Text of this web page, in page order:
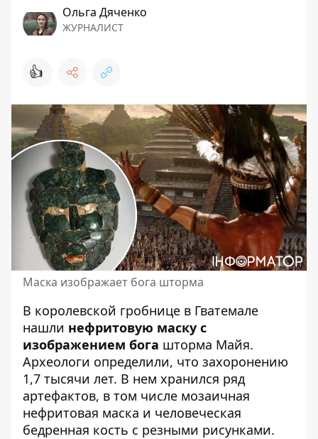
Ольга Дяченко
ЖУРНАЛИСТ
👍
Маска изображает бога шторма
В королевской гробнице в Гватемале
нашли нефритовую маску с
изображением бога шторма Майя.
Археологи определили, что захоронению
1,7 тысячи лет. В нем хранился ряд
артефактов, в том числе мозаичная
нефритовая маска и человеческая
бедренная кость с резными рисунками.